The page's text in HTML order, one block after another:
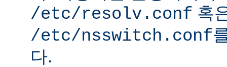
/etc/resolv.conf 혹
/etc/nsswitch.conf
다.